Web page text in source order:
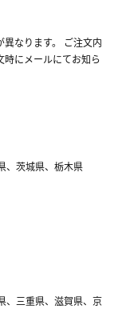
なります。 ご注文内
時にメールにてお知ら
、茨城県、栃木県
、三重県、滋賀県、京